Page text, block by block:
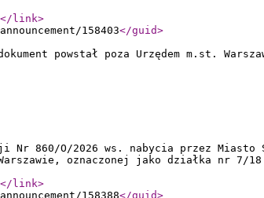
</link>
158403</guid>
powstał poza Urzędem m.st.
Nr 860/O/2026 ws. nabycia przez
oznaczonej jako działka nr 7/
</link>
158388</guid>